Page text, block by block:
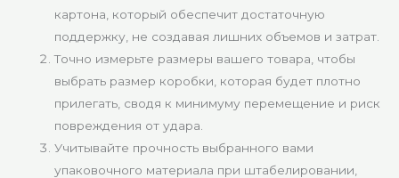
картона, который обеспечит достаточную
поддержку, не создавая лишних объемов и затрат.
Точно измерьте размеры вашего товара, чтобы
выбрать размер коробки, которая будет плотно
прилегать, сводя к минимуму перемещение и риск
повреждения от удара.
Учитывайте прочность выбранного вами
упаковочного материала при штабелировании,